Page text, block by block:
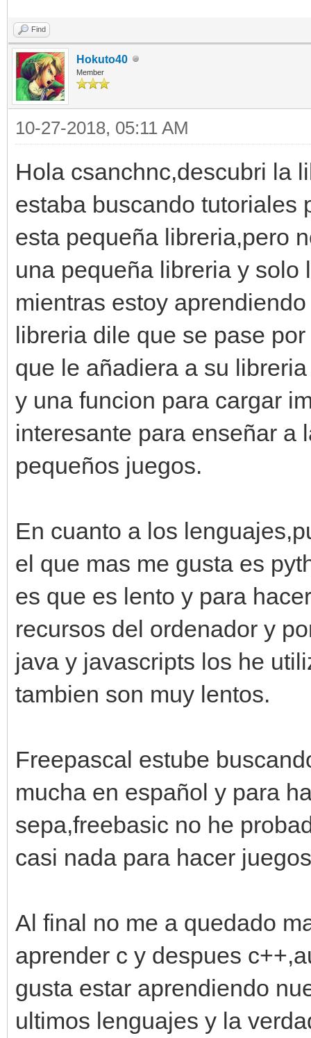
Find
Hokuto40
Member
10-27-2018, 05:11 AM
Hola csanchnc,descubri la
estaba buscando tutoriales
esta pequeña libreria,pero
una pequeña libreria y solo
mientras estoy
libreria dile que se pase
que le añadiera a su
y una funcion para cargar
interesante para enseñar a
pequeños juegos.
En cuanto a los
el que mas me gusta es
es que es lento y para
recursos del ordenador y
java y javascripts los he
tambien son muy lentos.
Freepascal estube
mucha en español y para
sepa,freebasic no he
casi nada para hacer
Al final no me a quedado
aprender c y despues
gusta estar aprendiendo
ultimos lenguajes y la